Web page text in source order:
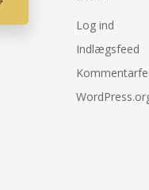
Log ind
Indlægsfeed